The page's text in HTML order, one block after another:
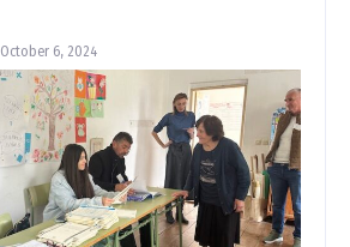
October 6, 2024